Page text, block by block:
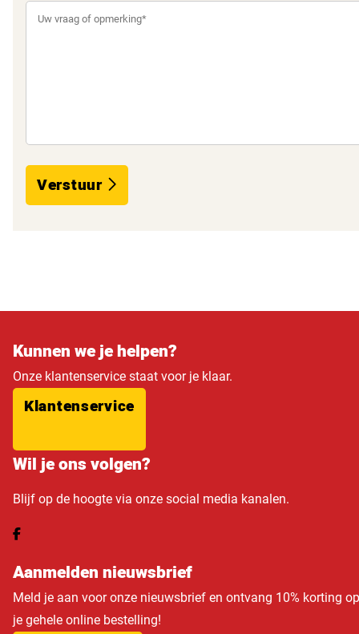
Verstuur
Kunnen we je helpen?
Onze klantenservice staat voor je klaar.
Klantenservice
Wil je ons volgen?
Blijf op de hoogte via onze social media kanalen.
Aanmelden nieuwsbrief
Meld je aan voor onze nieuwsbrief en ontvang 10% korting op
je gehele online bestelling!